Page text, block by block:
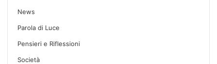
News
Parola di Luce
Pensieri e Riflessioni
Società